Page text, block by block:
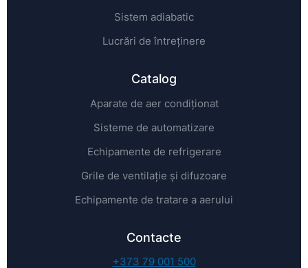
Sistem adiabatic
Lucrări de întreținere
Catalog
Aparate de aer condiționat
Sisteme de automatizare
Echipamente de refrigerare
Grile de ventilație și difuzoare
Echipamente de tratare a aerului
Contacte
+373 79 001 500